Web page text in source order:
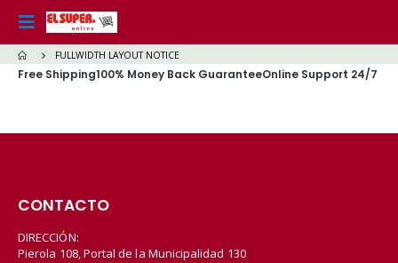
FULLWIDTH LAYOUT NOTICE
Free Shipping100% Money Back GuaranteeOnline Support 24/7
CONTACTO
DIRECCIÓN:
Pierola 108, Portal de la Municipalidad 130